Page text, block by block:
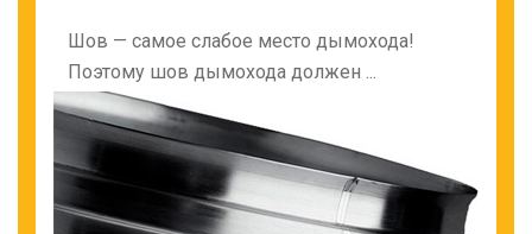
Шов — самое слабое место дымохода!
Поэтому шов дымохода должен ...